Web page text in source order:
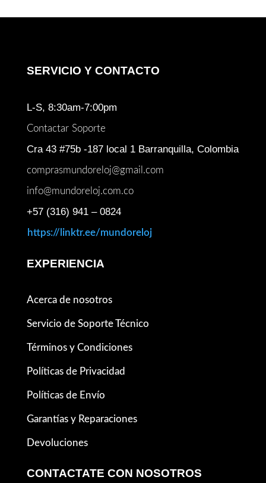
SERVICIO Y CONTACTO
L-S, 8:30am-7:00pm
Contactar Soporte
Cra 43 #75b -187 local 1 Barranquilla, Colombia
comprasmundoreloj@gmail.com
info@mundoreloj.com.co
+57 (316) 941 – 0824
https://linktr.ee/mundoreloj
EXPERIENCIA
Acerca de nosotros
Servicio de Soporte Técnico
Términos y Condiciones
Políticas de Privacidad
Políticas de Envío
Garantías y Reparaciones
Devoluciones
CONTACTATE CON NOSOTROS